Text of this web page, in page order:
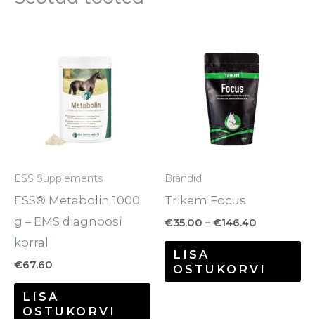
ESS Supplements
ESS® Metabolin 1000
g – EMS diagnoosi
korral
€67.60
LISA
OSTUKORVI
Brändid
Trikem Focus
€35.00 – €146.40
kuni
€146.40
LISA
OSTUKORVI